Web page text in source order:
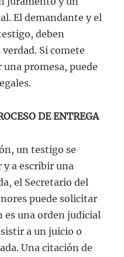
El demandante y el
deben
Si comete
promesa, puede
DE ENTREGA
un testigo se
a escribir una
el Secretario del
puede solicitar
es una orden judicial
a un juicio o
Una citación de